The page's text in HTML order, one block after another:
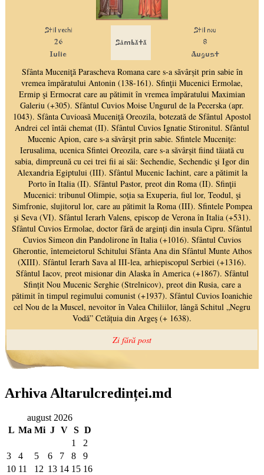
Arhiva Altarulcredinței.md
august 2026
L Ma Mi J V S D
1
2
3
4 5 6 7 8
9
10 11 12 13 14 15 16